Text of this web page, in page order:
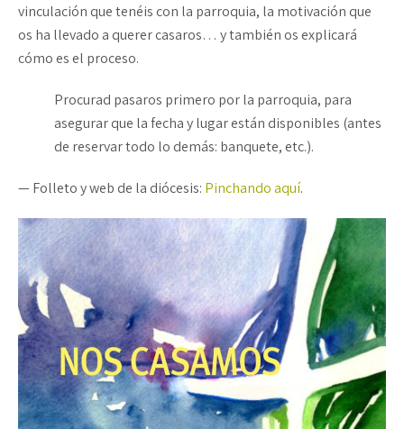
vinculación que tenéis con la parroquia, la motivación que
os ha llevado a querer casaros… y también os explicará
cómo es el proceso.
Procurad pasaros primero por la parroquia, para
asegurar que la fecha y lugar están disponibles (antes
de reservar todo lo demás: banquete, etc.).
— Folleto y web de la diócesis: Pinchando aquí.